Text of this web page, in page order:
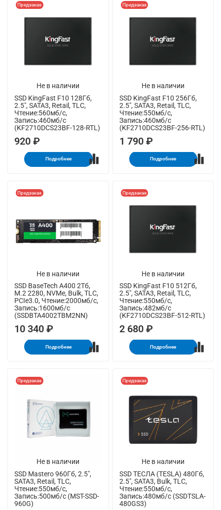
Не в наличии
Предзаказ
SSD KingFast F10 128Гб,
2.5", SATA3, Retail, TLC,
Чтение:560мб/с,
Запись:460мб/с
(KF2710DCS23BF-128-RTL)
920 ₽
Подробнее
Не в наличии
Предзаказ
SSD KingFast F10 256Гб,
2.5", SATA3, Retail, TLC,
Чтение:550мб/с,
Запись:460мб/с
(KF2710DCS23BF-256-RTL)
1 790 ₽
Подробнее
Не в наличии
Предзаказ
SSD BaseTech A400 2Тб,
M.2 2280, NVMe, Bulk, TLC,
PCIe3.0, Чтение:2000мб/с,
Запись:1600мб/с
(SSDBTA4002TBM2NN)
10 340 ₽
Подробнее
Не в наличии
Предзаказ
SSD KingFast F10 512Гб,
2.5", SATA3, Retail, TLC,
Чтение:550мб/с,
Запись:482мб/с
(KF2710DCS23BF-512-RTL)
2 680 ₽
Подробнее
Не в наличии
Предзаказ
SSD Mastero 960Гб, 2.5",
SATA3, Retail, TLC,
Чтение:550мб/с,
Запись:500мб/с (MST-SSD-
960G)
Не в наличии
Предзаказ
SSD ТЕСЛА (TESLA) 480Гб,
2.5", SATA3, Bulk, TLC,
Чтение:550мб/с,
Запись:480мб/с (SSDTSLA-
480GS3)